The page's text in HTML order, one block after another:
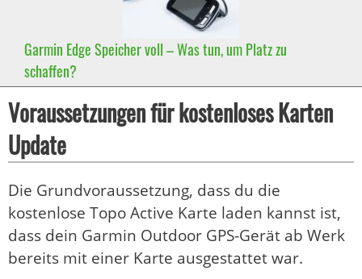
Garmin Edge Speicher voll – Was tun, um Platz zu
schaffen?
Voraussetzungen für kostenloses Karten
Update
Die Grundvoraussetzung, dass du die
kostenlose Topo Active Karte laden kannst ist,
dass dein Garmin Outdoor GPS-Gerät ab Werk
bereits mit einer Karte ausgestattet war.